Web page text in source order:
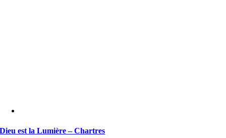
Dieu est la Lumière – Chartres